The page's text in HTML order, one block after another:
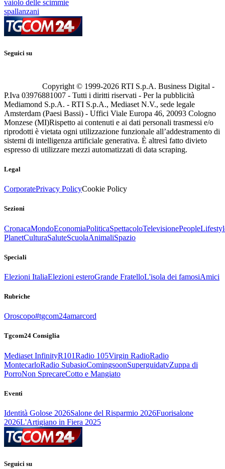
vaiolo delle scimmie
spallanzani
Seguici su
Copyright © 1999-2026 RTI S.p.A. Business Digital -
P.Iva 03976881007 - Tutti i diritti riservati - Per la pubblicità
Mediamond S.p.A. - RTI S.p.A., Mediaset N.V., sede legale
Amsterdam (Paesi Bassi) - Uffici Viale Europa 46, 20093 Cologno
Monzese (MI)Rispetto ai contenuti e ai dati personali trasmessi e/o
riprodotti è vietata ogni utilizzazione funzionale all’addestramento di
sistemi di intelligenza artificiale generativa. È altresì fatto divieto
espresso di utilizzare mezzi automatizzati di data scraping.
Legal
CorporatePrivacy PolicyCookie Policy
Sezioni
CronacaMondoEconomiaPoliticaSpettacoloTelevisionePeople
PlanetCulturaSaluteScuolaAnimaliSpazio
Speciali
Elezioni ItaliaElezioni esteroGrande FratelloL'isola dei famosiAmici
Rubriche
Oroscopo#tgcom24amarcord
Tgcom24 Consiglia
Mediaset InfinityR101Radio 105Virgin RadioRadio
MontecarloRadio SubasioComingsoonSuperguidatvZuppa di
PorroNon SprecareCotto e Mangiato
Eventi
Identità Golose 2026Salone del Risparmio 2026Fuorisalone
2026L'Artigiano in Fiera 2025
Seguici su